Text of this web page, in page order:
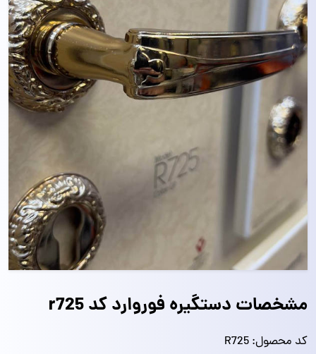
مشخصات دستگیره فوروارد کد r725
کد محصول: R725